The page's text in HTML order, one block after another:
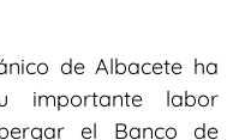
de Albacete ha
importante labor
el Banco de